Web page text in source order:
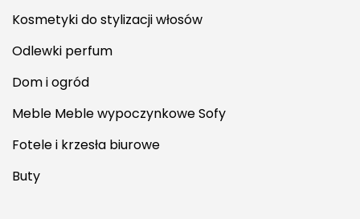
Kosmetyki do stylizacji włosów
Odlewki perfum
Dom i ogród
Meble Meble wypoczynkowe Sofy
Fotele i krzesła biurowe
Buty